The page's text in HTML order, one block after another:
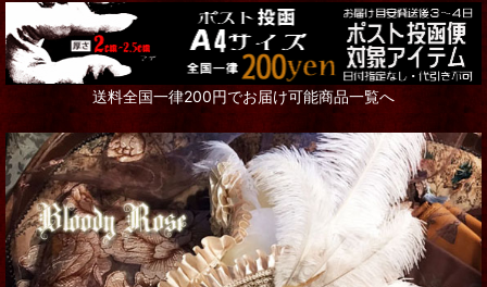
送料全国一律200円でお届け可能商品一覧へ